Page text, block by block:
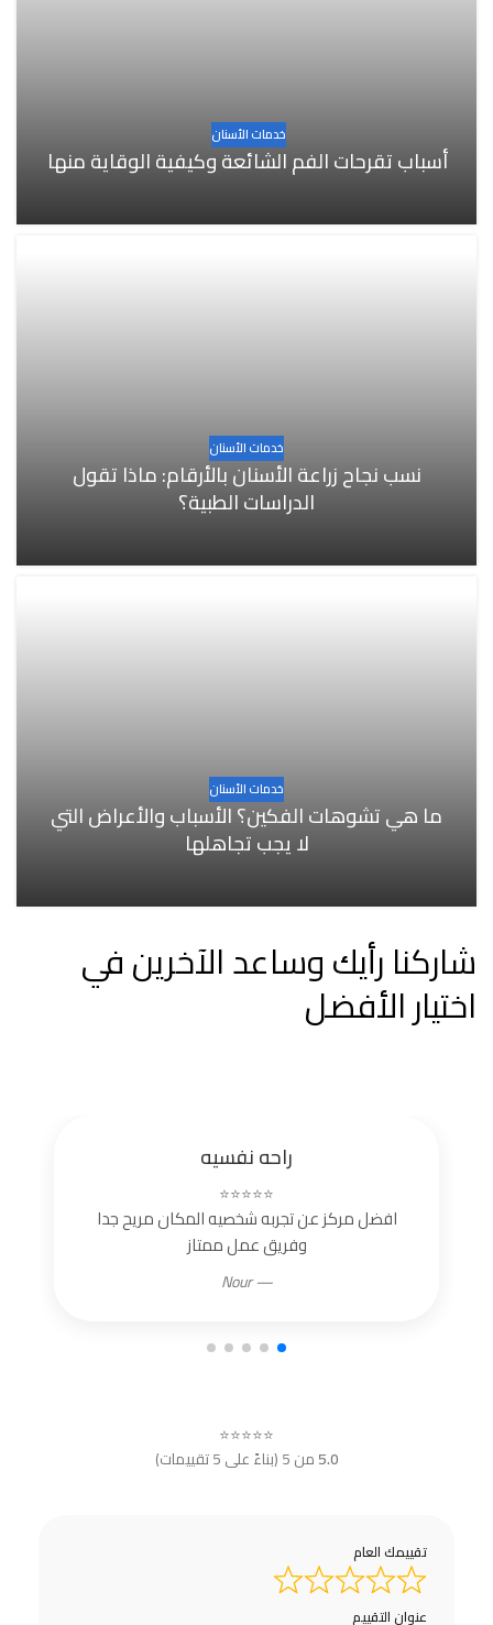
خدمات الأسنان
أسباب تقرحات الفم الشائعة وكيفية الوقاية منها
خدمات الأسنان
نسب نجاح زراعة الأسنان بالأرقام: ماذا تقول
الدراسات الطبية؟
خدمات الأسنان
ما هي تشوهات الفكين؟ الأسباب والأعراض التي
لا يجب تجاهلها
شاركنا رأيك وساعد الآخرين في
اختيار الأفضل
راحه نفسيه
⭐⭐⭐⭐⭐
افضل مركز عن تجربه شخصيه المكان مريح جدا
وفريق عمل ممتاز
— Nour
⭐⭐⭐⭐⭐
5.0من 5 (بناءً على 5 تقييمات)
تقييمك العام
عنوان التقييم